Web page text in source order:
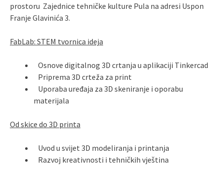
prostoru Zajednice tehničke kulture Pula na adresi Uspon
Franje Glavinića 3.
FabLab: STEM tvornica ideja
Osnove digitalnog 3D crtanja u aplikaciji Tinkercad
Priprema 3D crteža za print
Uporaba uređaja za 3D skeniranje i oporabu
materijala
Od skice do 3D printa
Uvod u svijet 3D modeliranja i printanja
Razvoj kreativnosti i tehničkih vještina